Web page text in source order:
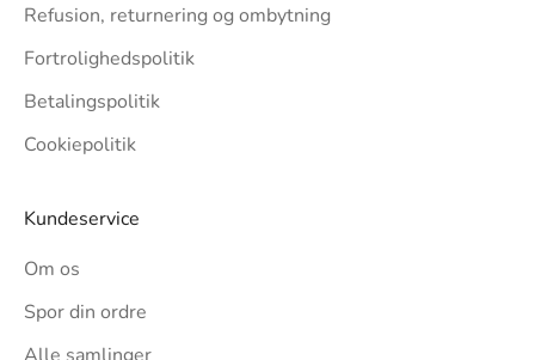
Refusion, returnering og ombytning
Fortrolighedspolitik
Betalingspolitik
Cookiepolitik
Kundeservice
Om os
Spor din ordre